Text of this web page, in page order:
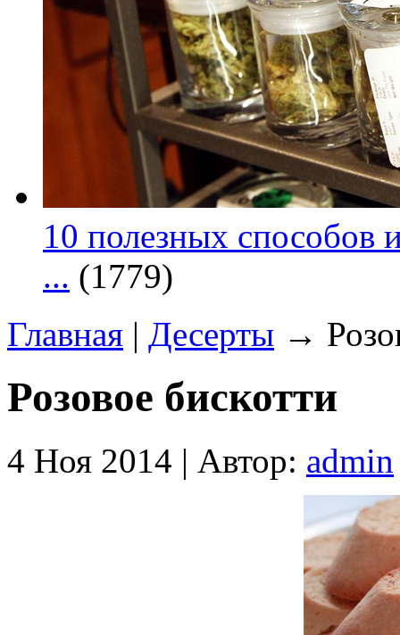
10 полезных способов
... (1779)
Главная | Десерты →
Розовое бискотти
4 Ноя 2014 | Автор: admin